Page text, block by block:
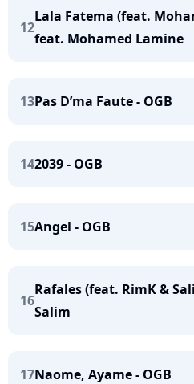
12
Lala Fatema (feat.
feat. Mohamed Lamine
13Pas D’ma Faute - OGB
142039 - OGB
15Angel - OGB
16
Rafales (feat. RimK &
Salim
17Naome, Ayame - OGB